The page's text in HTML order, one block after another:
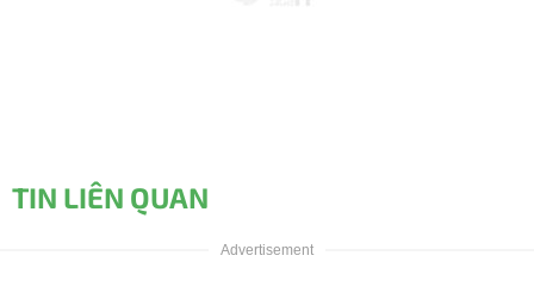
TIN LIÊN QUAN